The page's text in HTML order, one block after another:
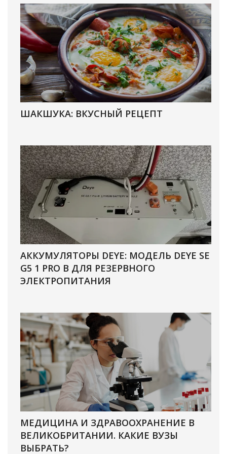
ШАКШУКА: ВКУСНЫЙ РЕЦЕПТ
АККУМУЛЯТОРЫ DEYE: МОДЕЛЬ DEYE SE
G5 1 PRO B ДЛЯ РЕЗЕРВНОГО
ЭЛЕКТРОПИТАНИЯ
МЕДИЦИНА И ЗДРАВООХРАНЕНИЕ В
ВЕЛИКОБРИТАНИИ. КАКИЕ ВУЗЫ
ВЫБРАТЬ?